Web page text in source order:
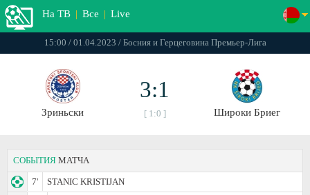
На ТВ | Все | Live
15:00 / 01.04.2023 / Босния и Герцеговина Премьер-Лига
Зриньски
3:1
[ 1:0 ] Широки Бриег
СОБЫТИЯ МАТЧА
7'
STANIC KRISTIJAN